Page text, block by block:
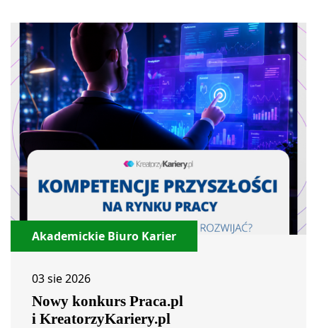
Akademickie Biuro Karier
03 sie 2026
Nowy konkurs Praca.pl
i KreatorzyKariery.pl